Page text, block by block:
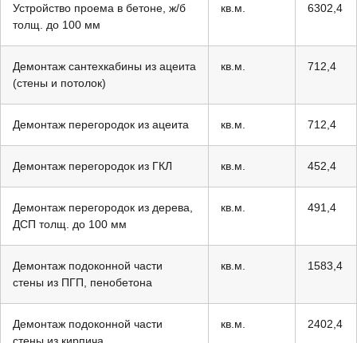
Устройство проема в бетоне, ж/б
толщ. до 100 мм
кв.м. 6302,4
Демонтаж сантехкабины из ацеита
(стены и потолок)
кв.м. 712,4
Демонтаж перегородок из ацеита кв.м. 712,4
Демонтаж перегородок из ГКЛ кв.м. 452,4
Демонтаж перегородок из дерева,
ДСП толщ. до 100 мм
кв.м. 491,4
Демонтаж подоконной части
стены из ПГП, пенобетона
кв.м. 1583,4
Демонтаж подоконной части
кв.м. 2402,4